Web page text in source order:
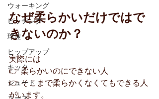
ウォーキング
ピッチング
球速
ヒップアップ
キック
シュート
なぜ柔らかいだけではで
きないのか？
実際には
👉 柔らかいのにできない人
👉 そこまで柔らかくなくてもできる人
がいます。